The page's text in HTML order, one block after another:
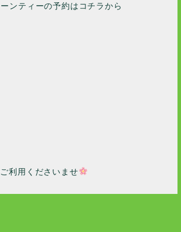
ンティーの予約はコチラから
利用くださいませ